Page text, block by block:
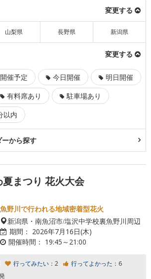
変更する
山梨県 長野県 新潟県
変更する
開催予定 今日開催
明日開催
有料席あり
駐車場あり
以内
から探す
夏まつり 花火大会
魚野川で行われる地域密着型花火
新潟県・南魚沼市/塩沢中学校裏魚野川周辺
期間： 2026年7月16日(木)
開催時間： 19:45～21:00
行ってみたい： 2 行ってよかった： 6